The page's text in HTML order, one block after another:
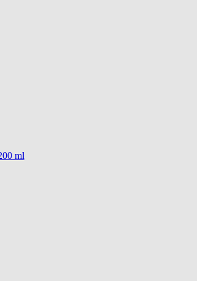
ml